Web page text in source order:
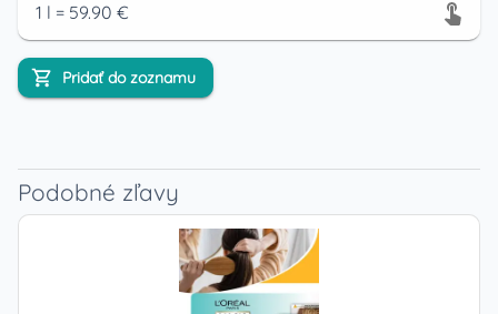
1 l = 59.90 €
Pridať do zoznamu
Podobné zľavy